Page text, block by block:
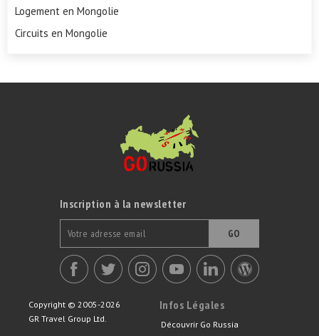
Logement en Mongolie
Circuits en Mongolie
Inscription à la newsletter
GO
Copyright © 2005-2026
GR Travel Group Ltd.
Infos Légales
Découvrir Go Russia